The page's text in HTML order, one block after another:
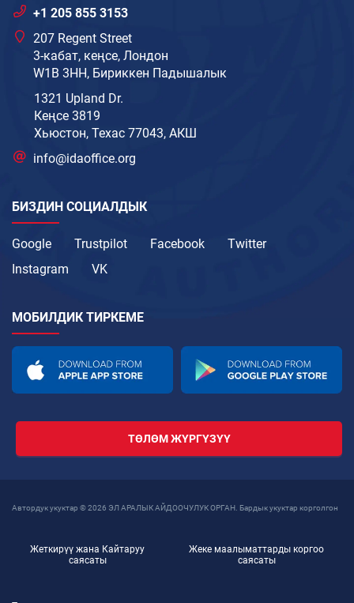
+1 205 855 3153
207 Regent Street
3-кабат, кеңсе, Лондон
W1B 3HH, Бириккен Падышалык
1321 Upland Dr.
Кеңсе 3819
Хьюстон, Техас 77043, АКШ
info@idaoffice.org
БИЗДИН СОЦИАЛДЫК
Google Trustpilot Facebook
Twitter
Instagram
VK
МОБИЛДИК ТИРКЕМЕ
ТӨЛӨМ ЖҮРГҮЗҮҮ
Автордук укуктар © 2026 ЭЛ АРАЛЫК АЙДООЧУЛУК ОРГАН. Бардык укуктар корголгон
Жеткирүү жана Кайтаруу
саясаты
Жеке маалыматтарды коргоо
саясаты